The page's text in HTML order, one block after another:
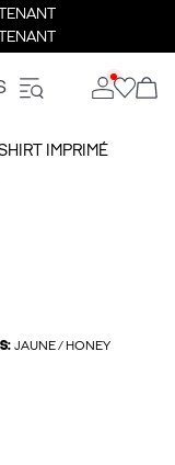
IMPRIMÉ
JAUNE / HONEY